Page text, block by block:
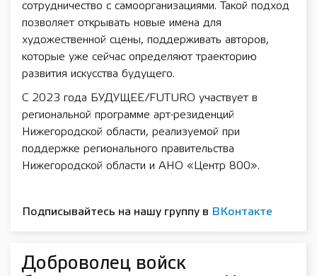
сотрудничество с самоорганизациями. Такой подход
позволяет открывать новые имена для
художественной сцены, поддерживать авторов,
которые уже сейчас определяют траекторию
развития искусства будущего.
С 2023 года БУДУЩЕЕ/FUTURO участвует в
региональной программе арт-резиденций
Нижегородской области, реализуемой при
поддержке регионального правительства
Нижегородской области и АНО «Центр 800».
Подписывайтесь на нашу группу в ВКонтакте
Доброволец войск